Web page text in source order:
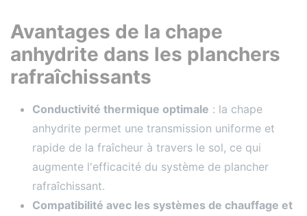
Avantages de la chape
anhydrite dans les planchers
rafraîchissants
Conductivité thermique optimale : la chape
anhydrite permet une transmission uniforme et
rapide de la fraîcheur à travers le sol, ce qui
augmente l'efficacité du système de plancher
rafraîchissant.
Compatibilité avec les systèmes de chauffage et